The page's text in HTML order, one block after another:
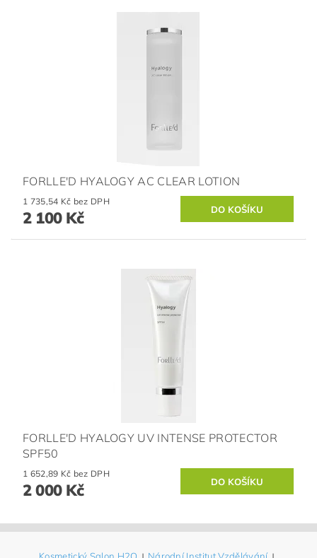
FORLLE'D HYALOGY AC CLEAR LOTION
1 735,54 Kč bez DPH
2 100 Kč
FORLLE'D HYALOGY UV INTENSE PROTECTOR
SPF50
1 652,89 Kč bez DPH
2 000 Kč